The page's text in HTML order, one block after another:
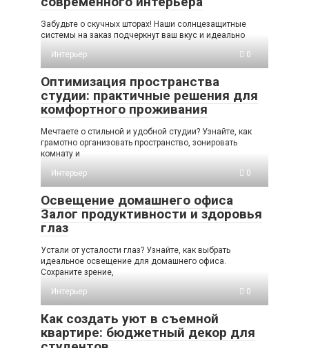
Забудьте о скучных шторах! Наши солнцезащитные
системы на заказ подчеркнут ваш вкус и идеально
Интерьер
0
Оптимизация пространства
студии: практичные решения для
комфортного проживания
Мечтаете о стильной и удобной студии? Узнайте, как
грамотно организовать пространство, зонировать
комнату и
Интерьер
0
Освещение домашнего офиса
Залог продуктивности и здоровья
глаз
Устали от усталости глаз? Узнайте, как выбрать
идеальное освещение для домашнего офиса.
Сохраните зрение,
Интерьер
0
Как создать уют в съемной
квартире: бюджетный декор для